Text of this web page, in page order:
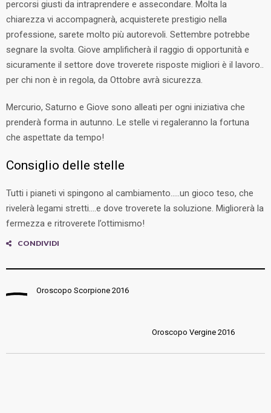
percorsi giusti da intraprendere e assecondare. Molta la
chiarezza vi accompagnerà, acquisterete prestigio nella
professione, sarete molto più autorevoli. Settembre potrebbe
segnare la svolta. Giove amplificherà il raggio di opportunità e
sicuramente il settore dove troverete risposte migliori è il lavoro..
per chi non è in regola, da Ottobre avrà sicurezza.
Mercurio, Saturno e Giove sono alleati per ogni iniziativa che
prenderà forma in autunno. Le stelle vi regaleranno la fortuna
che aspettate da tempo!
Consiglio delle stelle
Tutti i pianeti vi spingono al cambiamento…..un gioco teso, che
rivelerà legami stretti….e dove troverete la soluzione. Migliorerà la
fermezza e ritroverete l’ottimismo!
CONDIVIDI
Oroscopo Scorpione 2016
Oroscopo Vergine 2016